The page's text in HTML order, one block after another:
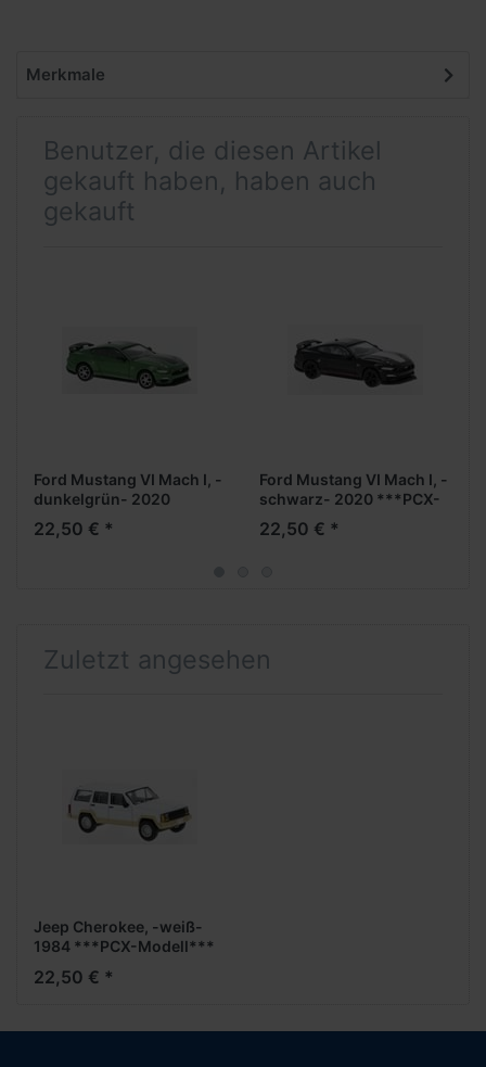
Merkmale
Benutzer, die diesen Artikel
gekauft haben, haben auch
gekauft
Ford Mustang VI Mach I, -
dunkelgrün- 2020
***PCX-Modell***
22,50 € *
Ford Mustang VI Mach I, -
schwarz- 2020 ***PCX-
Modell***
22,50 € *
Zuletzt angesehen
Jeep Cherokee, -weiß-
1984 ***PCX-Modell***
22,50 € *